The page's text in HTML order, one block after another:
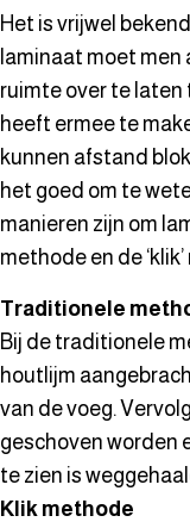
Het is vrijwel
laminaat moet
ruimte over te laten
heeft ermee te
kunnen afstand
het goed om te
manieren zijn om
methode en de
Traditionele
Bij de traditionele
houtlijm
van de voeg.
geschoven worden
te zien is
Klik methode